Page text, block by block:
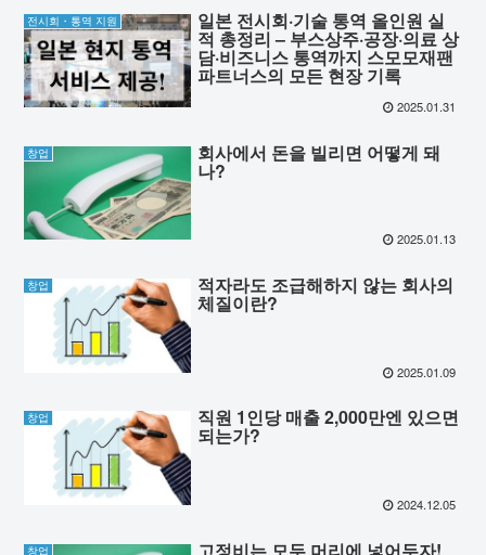
전시회・통역 지원 일본 전시회·기술 통역 올인원 실
적 총정리 – 부스상주·공장·의료 상
담·비즈니스 통역까지 스모모재팬
파트너스의 모든 현장 기록
2025.01.31
창업 회사에서 돈을 빌리면 어떻게 돼
나?
2025.01.13
창업 적자라도 조급해하지 않는 회사의
체질이란?
2025.01.09
창업 직원 1인당 매출 2,000만엔 있으면
되는가?
2024.12.05
창업 고정비는 모두 머리에 넣어두자!